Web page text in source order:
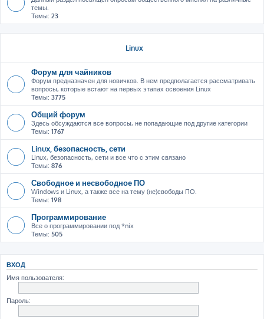
темы.
Темы: 23
Linux
Форум для чайников
Форум предназначен для новичков. В нем предполагается рассматривать
вопросы, которые встают на первых этапах освоения Linux
Темы: 3775
Общий форум
Здесь обсуждаются все вопросы, не попадающие под другие категории
Темы: 1767
Linux, безопасность, сети
Linux, безопасность, сети и все что с этим связано
Темы: 876
Свободное и несвободное ПО
Windows и Linux, а также все на тему (не)свободы ПО.
Темы: 198
Программирование
Все о программировании под *nix
Темы: 505
ВХОД
Имя пользователя:
Пароль: